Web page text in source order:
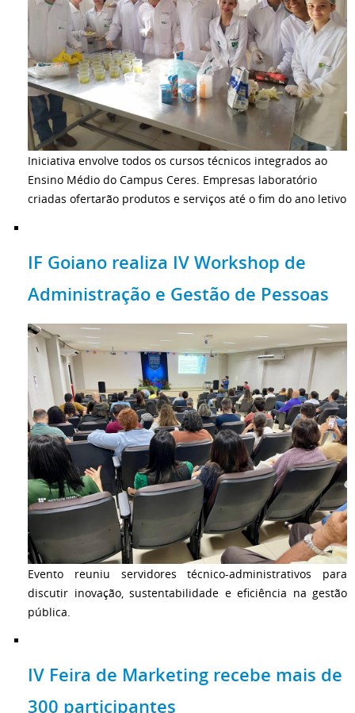
Iniciativa envolve todos os cursos técnicos integrados ao
Ensino Médio do Campus Ceres. Empresas laboratório
criadas ofertarão produtos e serviços até o fim do ano letivo
IF Goiano realiza IV Workshop de
Administração e Gestão de Pessoas
Evento reuniu servidores técnico-administrativos para
discutir inovação, sustentabilidade e eficiência na gestão
pública.
IV Feira de Marketing recebe mais de
300 participantes